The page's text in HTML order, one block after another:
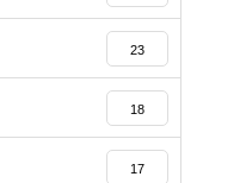
23
18
17